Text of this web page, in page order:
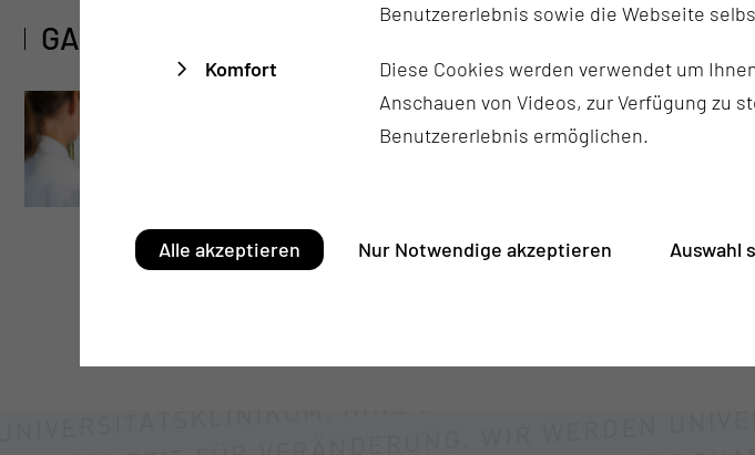
GALERIE
Benutzererlebnis sowie die Webseite
Komfort
Diese Cookies werden verwendet um
Anschauen von Videos, zur Verfügung zu
Benutzererlebnis ermöglichen.
Alle akzeptieren Nur Notwendige akzeptieren Auswahl